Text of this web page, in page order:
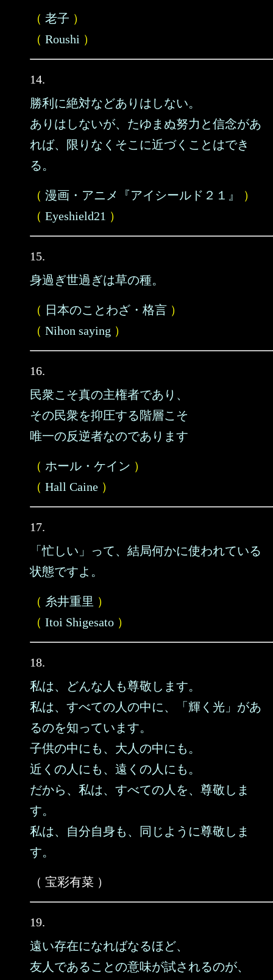
（ 老子 ）
（ Roushi ）
14.
勝利に絶対などありはしない。
ありはしないが、たゆまぬ努力と信念があ
れば、限りなくそこに近づくことはでき
る。
（ 漫画・アニメ『アイシールド２１』
）
（ Eyeshield21 ）
15.
身過ぎ世過ぎは草の種。
（ 日本のことわざ・格言 ）
（ Nihon saying ）
16.
民衆こそ真の主権者であり、
その民衆を抑圧する階層こそ
唯一の反逆者なのであります
（ ホール・ケイン ）
（ Hall Caine ）
17.
「忙しい」って、結局何かに使われている
状態ですよ。
（ 糸井重里 ）
（ Itoi Shigesato ）
18.
私は、どんな人も尊敬します。
私は、すべての人の中に、「輝く光」があ
るのを知っています。
子供の中にも、大人の中にも。
近くの人にも、遠くの人にも。
だから、私は、すべての人を、尊敬しま
す。
私は、自分自身も、同じように尊敬しま
す。
（ 宝彩有菜 ）
19.
遠い存在になればなるほど、
友人であることの意味が試されるのが、